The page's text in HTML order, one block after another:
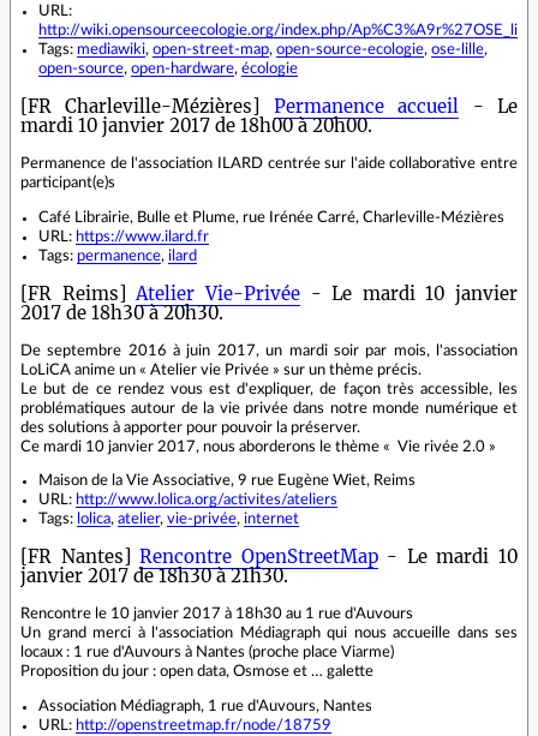
URL:
http://wiki.opensourceecologie.org/index.php/
Tags: mediawiki, open-street-map, open-source-ecologie, ose-lille,
open-source, open-hardware, écologie
[FR Charleville-Mézières] Permanence accueil - Le
mardi 10 janvier 2017 de 18h00 à 20h00.
Permanence de l'association ILARD centrée sur l'aide collaborative entre
participant(e)s
Café Librairie, Bulle et Plume, rue Irénée Carré, Charleville-Mézières
URL: https://www.ilard.fr
Tags: permanence, ilard
[FR Reims] Atelier Vie-Privée- Le mardi 10 janvier
2017 de 18h30 à 20h30.
De septembre 2016 à juin 2017, un mardi soir par mois, l'association
LoLiCA anime un « Atelier vie Privée » sur un thème précis.
Le but de ce rendez vous est d'expliquer, de façon très accessible, les
problématiques autour de la vie privée dans notre monde numérique et
des solutions à apporter pour pouvoir la préserver.
Ce mardi 10 janvier 2017, nous aborderons le thème « Vie rivée 2.0 »
Maison de la Vie Associative, 9 rue Eugène Wiet, Reims
URL: http://www.lolica.org/activites/ateliers
Tags: lolica, atelier, vie-privée, internet
[FR Nantes]Rencontre OpenStreetMap- Le mardi 10
janvier 2017 de 18h30 à 21h30.
Rencontre le 10 janvier 2017 à 18h30 au 1 rue d'Auvours
Un grand merci à l'association Médiagraph qui nous accueille dans ses
locaux : 1 rue d'Auvours à Nantes (proche place Viarme)
Proposition du jour : open data, Osmose et … galette
Association Médiagraph, 1 rue d'Auvours, Nantes
URL: http://openstreetmap.fr/node/18759